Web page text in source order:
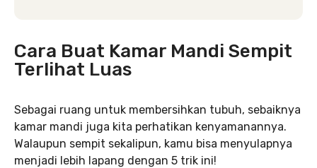
Cara Buat Kamar Mandi Sempit
Terlihat Luas
Sebagai ruang untuk membersihkan tubuh, sebaiknya
kamar mandi juga kita perhatikan kenyamanannya.
Walaupun sempit sekalipun, kamu bisa menyulapnya
menjadi lebih lapang dengan 5 trik ini!